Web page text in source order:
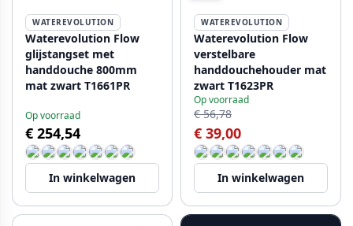
WATEREVOLUTION
Waterevolution Flow
glijstangset met
handdouche 800mm
mat zwart T1661PR
Op voorraad
€ 254,54
In winkelwagen
WATEREVOLUTION
Waterevolution Flow
verstelbare
handdouchehouder mat
zwart T1623PR
Op voorraad
€ 56,78
€ 39,00
In winkelwagen